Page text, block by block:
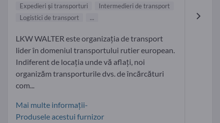
Expedieri şi transporturi
Intermedieri de transport
Logistici de transport
...
LKW WALTER este organizaţia de transport
lider în domeniul transportului rutier european.
Indiferent de locația unde vă aflați, noi
organizăm transporturile dvs. de încărcături
com...
Mai multe informații-
Produsele acestui furnizor